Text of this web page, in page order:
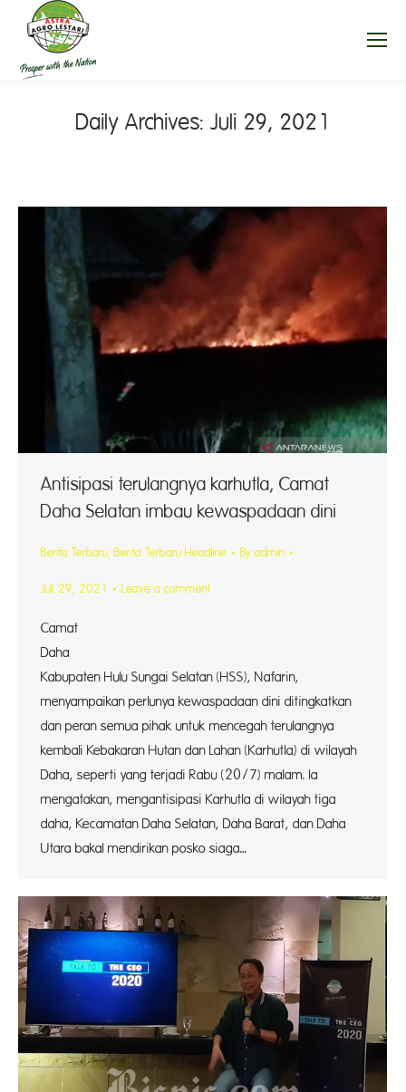
Daily Archives: Juli 29, 2021
Antisipasi terulangnya karhutla, Camat
Daha Selatan imbau kewaspadaan dini
Berita Terbaru Berita Terbaru Headline By admin
Juli 29, 2021 Leave a comment
Camat
Daha
Kabupaten Hulu Sungai Selatan (HSS), Nafarin,
menyampaikan perlunya kewaspadaan dini ditingkatkan
dan peran semua pihak untuk mencegah terulangnya
kembali Kebakaran Hutan dan Lahan (Karhutla) di wilayah
Daha, seperti yang terjadi Rabu (20/7) malam. Ia
mengatakan, mengantisipasi Karhutla di wilayah tiga
daha, Kecamatan Daha Selatan, Daha Barat, dan Daha
Utara bakal mendirikan posko siaga…